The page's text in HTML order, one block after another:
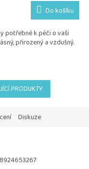
Do košíku
potřebné k péči o vaši
přirozený a vzdušný.
PRODUKTY
Diskuze